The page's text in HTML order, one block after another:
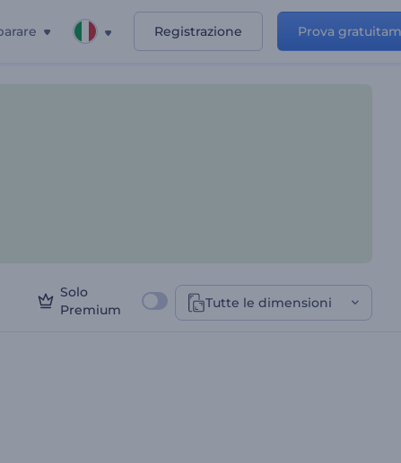
Registrazione Prova
Solo
Premium
Tutte le dimensioni